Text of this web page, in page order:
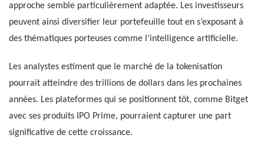
approche semble particulièrement adaptée. Les investisseurs
peuvent ainsi diversifier leur portefeuille tout en s’exposant à
des thématiques porteuses comme l’intelligence artificielle.
Les analystes estiment que le marché de la tokenisation
pourrait atteindre des trillions de dollars dans les prochaines
années. Les plateformes qui se positionnent tôt, comme Bitget
avec ses produits IPO Prime, pourraient capturer une part
significative de cette croissance.